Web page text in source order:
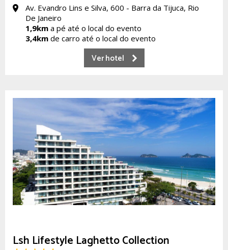
Av. Evandro Lins e Silva, 600 - Barra da Tijuca, Rio
De Janeiro
1,9km a pé até o local do evento
3,4km de carro até o local do evento
Ver hotel
Lsh Lifestyle Laghetto Collection